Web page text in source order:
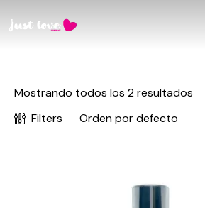
Mostrando todos los 2 resultados
Filters